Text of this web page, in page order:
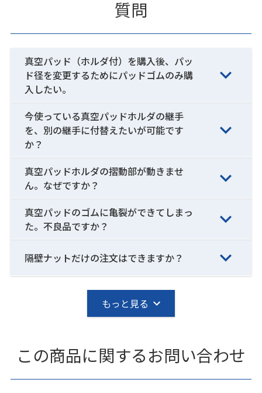
質問
真空パッド（ホルダ付）を購入後、パッ
ド径を変更するためにパッドゴムのみ購
入したい。
今使っている真空パッドホルダの継手
を、別の継手に付替えたいが可能です
か？
真空パッドホルダの摺動部が動きませ
ん。なぜですか？
真空パッドのゴムに亀裂ができてしまっ
た。不良品ですか？
隔壁ナットだけの注文はできますか？
もっと見る
この商品に関するお問い合わせ